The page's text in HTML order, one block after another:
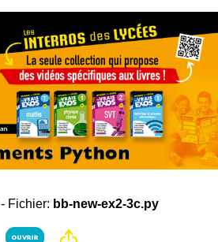
- Fichier: bb-new-ex2-3c.py